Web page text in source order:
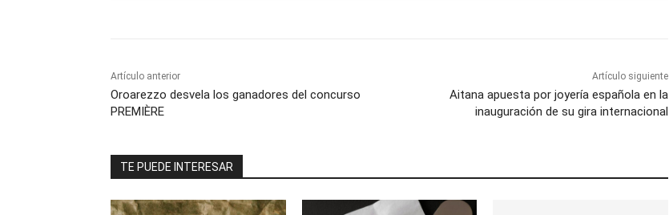
Artículo anterior
Oroarezzo desvela los ganadores del concurso
PREMIÈRE
Artículo siguiente
Aitana apuesta por joyería española en la
inauguración de su gira internacional
TE PUEDE INTERESAR